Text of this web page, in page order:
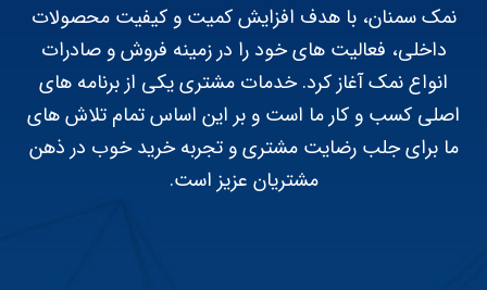
نمک سمنان، با هدف افزایش کمیت و کیفیت محصولات
داخلی، فعالیت های خود را در زمینه فروش و صادرات
انواع نمک آغاز کرد. خدمات مشتری یکی از برنامه های
اصلی کسب و کار ما است و بر این اساس تمام تلاش های
ما برای جلب رضایت مشتری و تجربه خرید خوب در ذهن
مشتریان عزیز است.